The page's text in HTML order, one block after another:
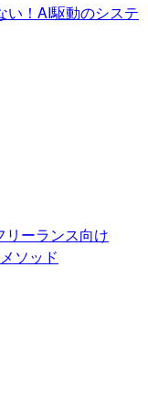
い！AI駆動のシステ
リーランス向け
ソッド